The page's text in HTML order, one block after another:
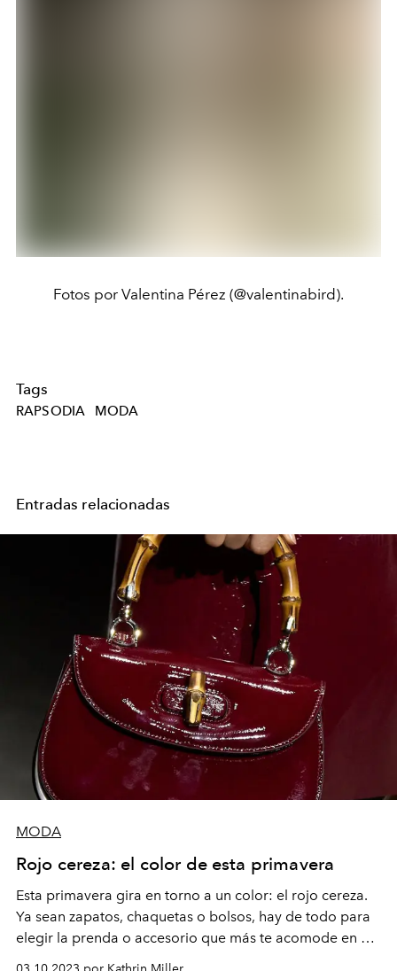
Fotos por Valentina Pérez (@valentinabird).
Tags
RAPSODIA MODA
Entradas relacionadas
MODA
Rojo cereza: el color de esta primavera
Esta primavera gira en torno a un color: el rojo cereza.
Ya sean zapatos, chaquetas o bolsos, hay de todo para
elegir la prenda o accesorio que más te acomode en el